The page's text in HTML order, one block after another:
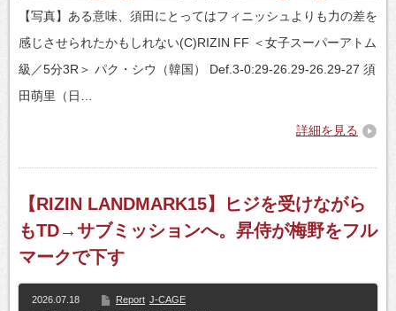
【写真】ある意味、須田にとってはフィニッシュよりも力の差を
感じさせられたかもしれない(C)RIZIN FF ＜女子スーパーアトム
級／5分3R＞ パク・シウ（韓国） Def.3-0:29-26.29-26.29-27 須
田萌里（日…
詳細を見る
【RIZIN LANDMARK15】ヒジを受けながら
もTD→サブミッションへ。昇侍が梅野をフル
マークで下す
2026.07.18 Report J-CAGE